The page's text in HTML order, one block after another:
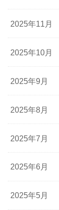
2025年11月
2025年10月
2025年9月
2025年8月
2025年7月
2025年6月
2025年5月